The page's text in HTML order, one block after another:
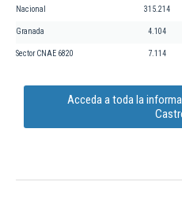
Nacional 315.214
Granada 4.104
Sector CNAE 6820 7.114
Acceda a toda la